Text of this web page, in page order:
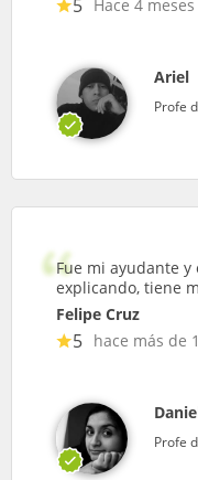
5 Hace 4 meses
Ariel
Profe
Fue mi ayudante
explicando, tiene
Felipe Cruz
5 hace más de
Profe